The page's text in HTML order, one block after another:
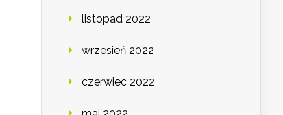
listopad 2022
wrzesień 2022
czerwiec 2022